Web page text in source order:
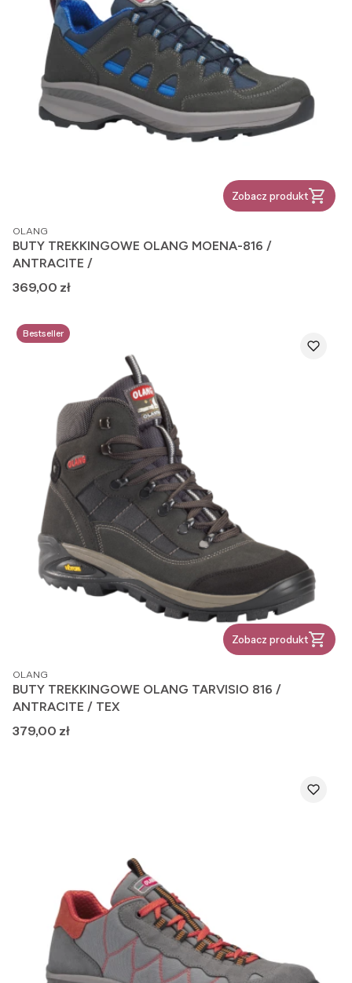
Zobacz produkt
PRODUCENT
OLANG
BUTY TREKKINGOWE OLANG MOENA-816 /
ANTRACITE /
Cena
369,00 zł
Bestseller
Zobacz produkt
PRODUCENT
OLANG
BUTY TREKKINGOWE OLANG TARVISIO 816 /
ANTRACITE / TEX
Cena
379,00 zł